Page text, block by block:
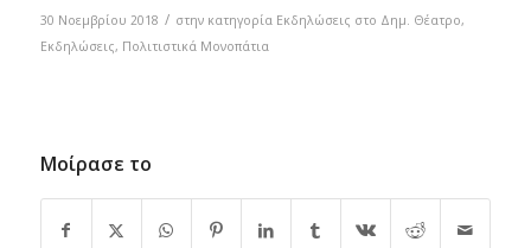
30 Νοεμβρίου 2018 / στην κατηγορία Eκδηλώσεις στο Δημ. Θέατρο,
Εκδηλώσεις, Πολιτιστικά Μονοπάτια
Μοίρασε το